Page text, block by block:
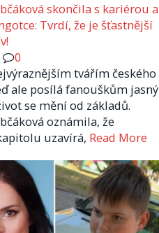
skončila s kariérou a
Tvrdí, že je šťastnější
0
tvářím českého
ale posílá fanouškům jasný
se mění od základů.
oznámila, že
uzavírá, Read More